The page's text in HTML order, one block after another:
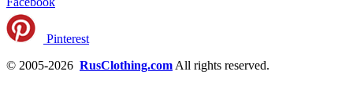
Pinterest
© 2005-2026 RusClothing.com All rights reserved.